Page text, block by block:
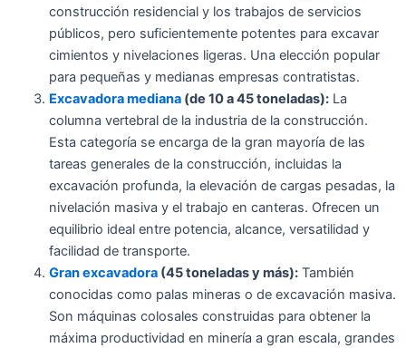
construcción residencial y los trabajos de servicios
públicos, pero suficientemente potentes para excavar
cimientos y nivelaciones ligeras. Una elección popular
para pequeñas y medianas empresas contratistas.
Excavadora mediana(de 10 a 45 toneladas):La
columna vertebral de la industria de la construcción.
Esta categoría se encarga de la gran mayoría de las
tareas generales de la construcción, incluidas la
excavación profunda, la elevación de cargas pesadas, la
nivelación masiva y el trabajo en canteras. Ofrecen un
equilibrio ideal entre potencia, alcance, versatilidad y
facilidad de transporte.
Gran excavadora(45 toneladas y más):También
conocidas como palas mineras o de excavación masiva.
Son máquinas colosales construidas para obtener la
máxima productividad en minería a gran escala, grandes